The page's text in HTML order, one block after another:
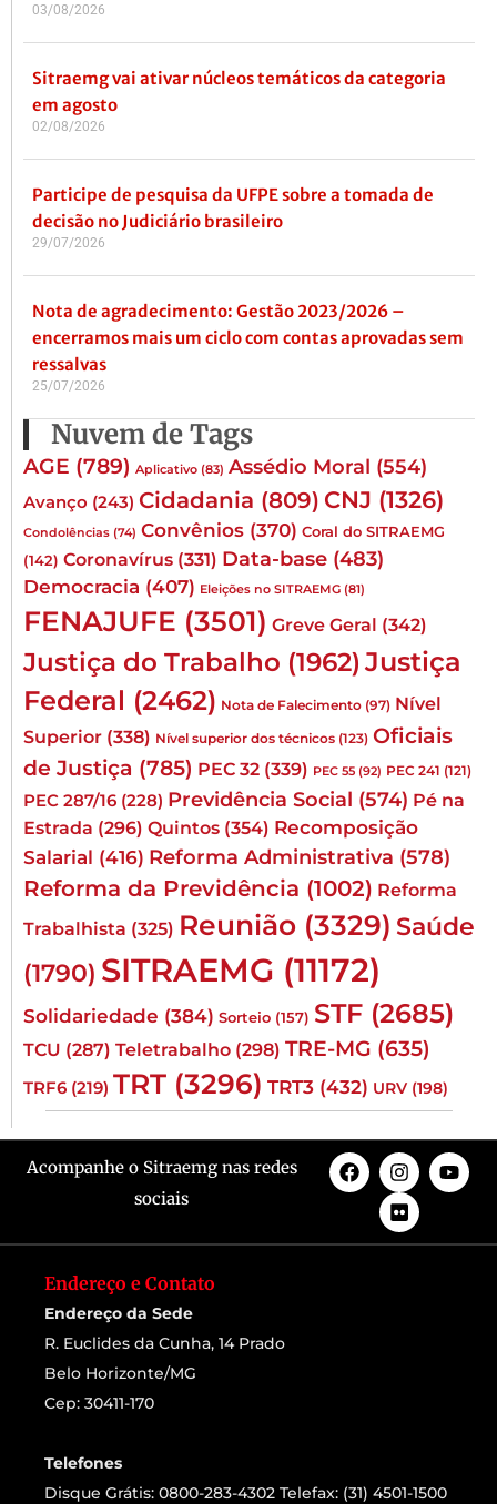
03/08/2026
Sitraemg vai ativar núcleos temáticos da categoria
em agosto
02/08/2026
Participe de pesquisa da UFPE sobre a tomada de
decisão no Judiciário brasileiro
29/07/2026
Nota de agradecimento: Gestão 2023/2026 –
encerramos mais um ciclo com contas aprovadas sem
ressalvas
25/07/2026
Nuvem de Tags
AGE (789) Aplicativo (83) Assédio Moral (554)
Avanço (243) Cidadania (809) CNJ (1326)
Condolências (74) Convênios (370) Coral do SITRAEMG
(142) Coronavírus (331) Data-base (483)
Democracia (407) Eleições no SITRAEMG (81)
FENAJUFE (3501) Greve Geral (342)
Justiça do Trabalho (1962) Justiça
Federal (2462) Nota de Falecimento (97) Nível
Superior (338) Nível superior dos técnicos (123) Oficiais
de Justiça (785) PEC 32 (339) PEC 55 (92) PEC 241 (121)
PEC 287/16 (228) Previdência Social (574) Pé na
Estrada (296) Quintos (354) Recomposição
Salarial (416) Reforma Administrativa (578)
Reforma da Previdência (1002) Reforma
Trabalhista (325) Reunião (3329) Saúde
(1790) SITRAEMG (11172)
Solidariedade (384) Sorteio (157) STF (2685)
TCU (287) Teletrabalho (298) TRE-MG (635)
TRF6 (219) TRT (3296) TRT3 (432) URV (198)
Acompanhe o Sitraemg nas redes
sociais
Endereço e Contato
Endereço da Sede
R. Euclides da Cunha, 14 Prado
Belo Horizonte/MG
Cep: 30411-170
Telefones
Disque Grátis: 0800-283-4302 Telefax: (31) 4501-1500